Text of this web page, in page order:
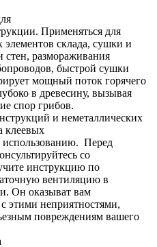
Применяться для
элементов склада, сушки и
стен, размораживания
быстрой сушки
мощный поток горячего
в древесину, вызывая
спор грибов.
и неметаллических
клеевых
использованию. Перед
со
инструкцию по
вентиляцию в
Он оказыват вам
этими неприятностями,
повреждениям вашего